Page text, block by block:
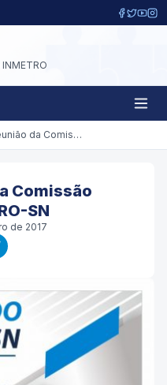
Ata da 3ª Reunião da Comissão Eleitoral do ASMETRO-SN
Comissão
SN
de 2017